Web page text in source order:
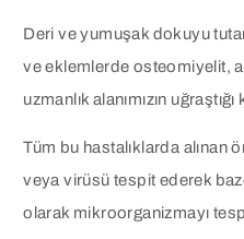
Deri ve yumuşak dokuyu
ve eklemlerde osteomiyelit,
uzmanlık alanımızın uğraştığı
Tüm bu hastalıklarda alınan
veya virüsü tespit ederek
olarak mikroorganizmayı